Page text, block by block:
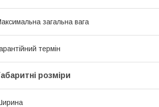
загальна вага
термін
розміри